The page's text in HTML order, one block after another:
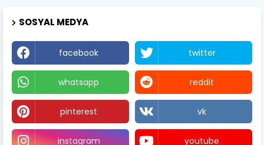
SOSYAL MEDYA
facebook twitter
whatsapp reddit
pinterest vk
instagram youtube